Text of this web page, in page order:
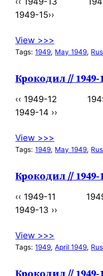
1949-15››
View >>>
Tags:1949, May 1949,
Крокодил // 1949-
‹‹ 1949-12
1949-14 ››
View >>>
Tags:1949, May 1949,
Крокодил // 1949-
‹‹ 1949-11
1949-13 ››
View >>>
Tags:1949, April 1949,